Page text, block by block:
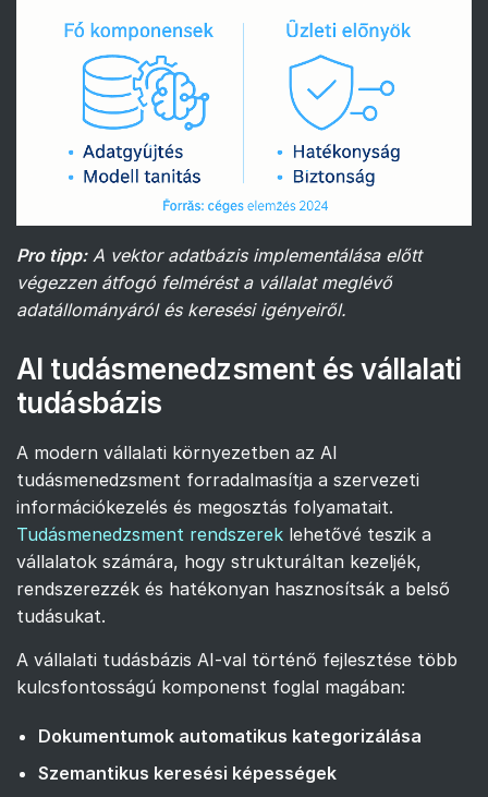
Pro tipp: A vektor adatbázis implementálása előtt
végezzen átfogó felmérést a vállalat meglévő
adatállományáról és keresési igényeiről.
AI tudásmenedzsment és vállalati
tudásbázis
A modern vállalati környezetben az AI
tudásmenedzsment forradalmasítja a szervezeti
információkezelés és megosztás folyamatait.
Tudásmenedzsment rendszerek lehetővé teszik a
vállalatok számára, hogy strukturáltan kezeljék,
rendszerezzék és hatékonyan hasznosítsák a belső
tudásukat.
A vállalati tudásbázis AI-val történő fejlesztése több
kulcsfontosságú komponenst foglal magában:
Dokumentumok automatikus kategorizálása
Szemantikus keresési képességek